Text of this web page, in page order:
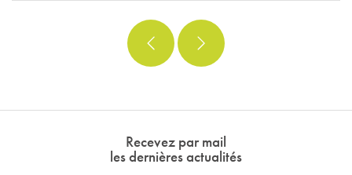
Recevez par mail
les dernières actualités